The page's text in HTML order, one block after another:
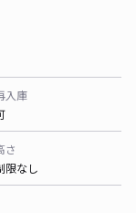
入庫
さ
限なし